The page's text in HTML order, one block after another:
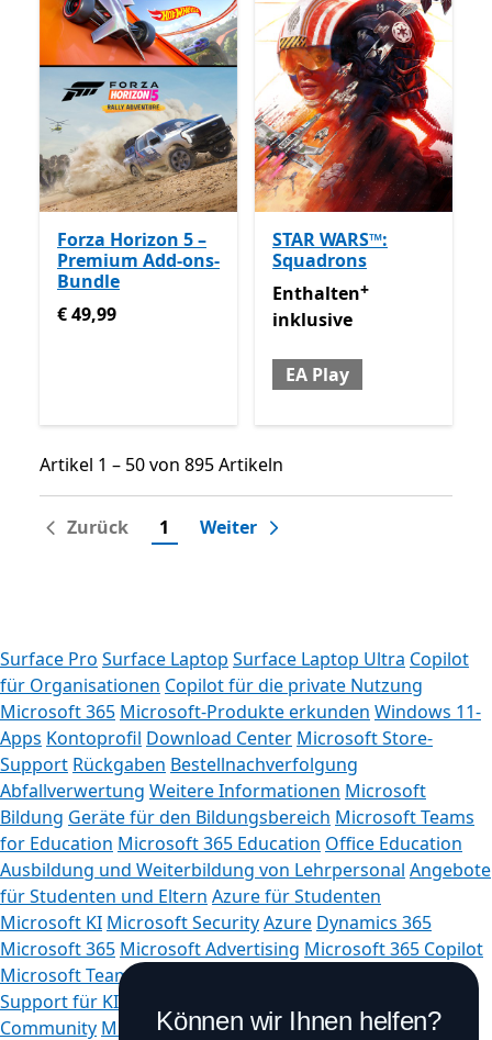
Forza Horizon 5 –
Premium Add-ons-
Bundle
€ 49,99
€ 49,99
STAR WARS™:
Squadrons
Enthalten inklusive EA Play
Enthalten+
inklusive
EA Play
Artikel 1 – 50 von 895 Artikeln
Artikel 1 – 50 von 895 Artikeln
Zurück 1 Weiter
Surface Pro Surface Laptop Surface Laptop Ultra Copilot
für Organisationen Copilot für die private Nutzung
Microsoft 365 Microsoft-Produkte erkunden Windows 11-
Apps Kontoprofil Download Center Microsoft Store-
Support Rückgaben Bestellnachverfolgung
Abfallverwertung Weitere Informationen Microsoft
Bildung Geräte für den Bildungsbereich Microsoft Teams
for Education Microsoft 365 Education Office Education
Ausbildung und Weiterbildung von Lehrpersonal Angebote
für Studenten und Eltern Azure für Studenten
Microsoft KI Microsoft SecurityAzure Dynamics 365
Microsoft 365 Microsoft Advertising Microsoft 365 Copilot
Microsoft Teams
Support für KI-Apps im Marketplace
Community Microsoft Marketplace Microsoft Power
Können wir Ihnen helfen?